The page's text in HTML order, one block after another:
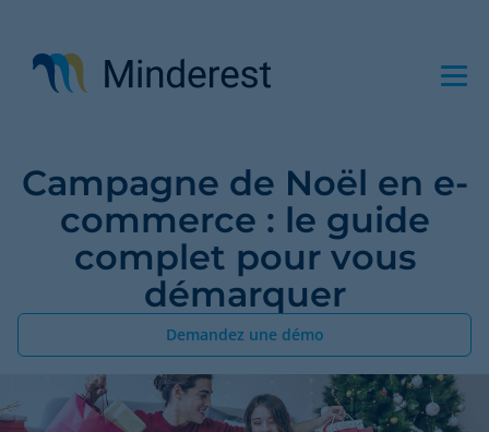
contenu
principal
Campagne de Noël en e-
commerce : le guide
complet pour vous
démarquer
Demandez une démo